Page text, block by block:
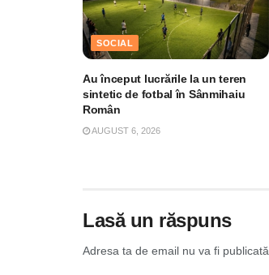
SOCIAL
Au început lucrările la un teren
sintetic de fotbal în Sânmihaiu
Român
AUGUST 6, 2026
Lasă un răspuns
Adresa ta de email nu va fi publicată.